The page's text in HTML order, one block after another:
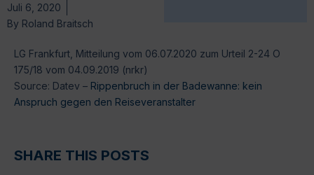
Juli 6, 2020
By Roland Braitsch
LG Frankfurt, Mitteilung vom 06.07.2020 zum Urteil 2-24 O
175/18 vom 04.09.2019 (nrkr)
Source: Datev – Rippenbruch in der Badewanne: kein
Anspruch gegen den Reiseveranstalter
SHARE THIS POSTS